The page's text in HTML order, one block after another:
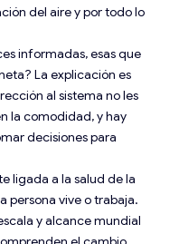
del aire y por todo lo
informadas, esas que
La explicación es
al sistema no les
la comodidad, y hay
decisiones para
ligada a la salud de la
persona vive o trabaja.
y alcance mundial